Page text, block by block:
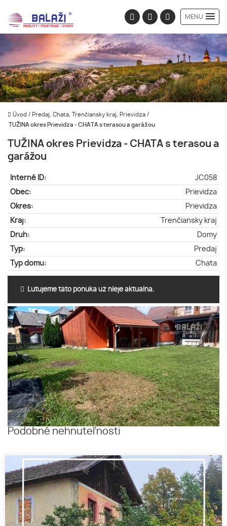
MENU
Úvod / Predaj, Chata, Trenčiansky kraj, Prievidza /
TUŽINA okres Prievidza - CHATA s terasou a garážou
TUŽINA okres Prievidza - CHATA s terasou a
garážou
Interné ID:
JC058
Obec:
Prievidza
Okres:
Prievidza
Kraj:
Trenčiansky kraj
Druh:
Domy
Typ:
Predaj
Typ domu:
Chata
Ľutujeme táto ponuka už nieje aktuálna.
Podobné nehnuteľnosti